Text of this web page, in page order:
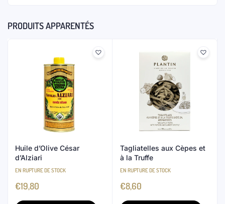
PRODUITS APPARENTÉS
Huile d’Olive César
d’Alziari
EN RUPTURE DE STOCK
€19,80
Tagliatelles aux Cèpes et
à la Truffe
EN RUPTURE DE STOCK
€8,60